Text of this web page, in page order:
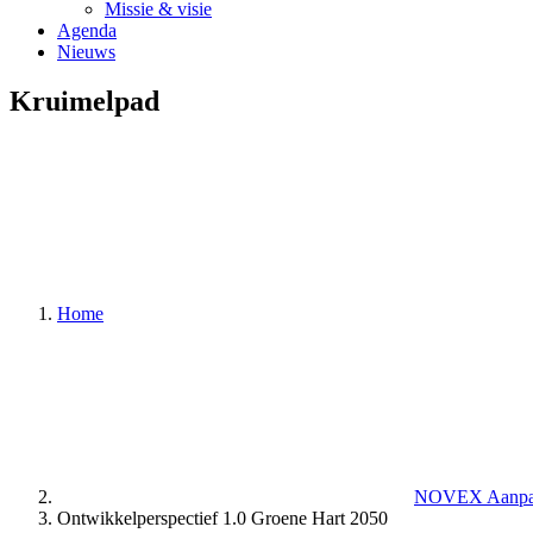
Missie & visie
Agenda
Nieuws
Kruimelpad
Home
NOVEX
Ontwikkelperspectief 1.0 Groene Hart 2050